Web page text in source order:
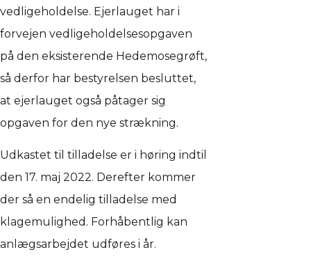
vedligeholdelse. Ejerlauget har i
forvejen vedligeholdelsesopgaven
på den eksisterende Hedemosegrøft,
så derfor har bestyrelsen besluttet,
at ejerlauget også påtager sig
opgaven for den nye strækning.
Udkastet til tilladelse er i høring indtil
den 17. maj 2022. Derefter kommer
der så en endelig tilladelse med
klagemulighed. Forhåbentlig kan
anlægsarbejdet udføres i år.